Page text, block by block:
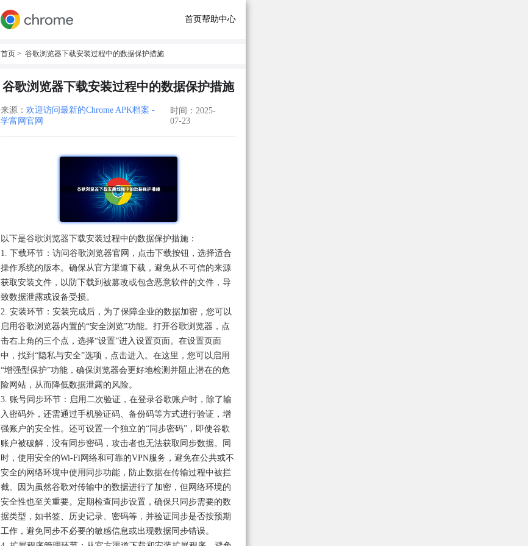
首页帮助中心
首页 > 谷歌浏览器下载安装过程中的数据保护措施
谷歌浏览器下载安装过程中的数据保护措施
来源： 欢迎访问最新的Chrome APK档案 -
学富网官网
时间：2025-
07-23
以下是谷歌浏览器下载安装过程中的数据保护措施：
1. 下载环节：访问谷歌浏览器官网，点击下载按钮，选择适合
操作系统的版本。确保从官方渠道下载，避免从不可信的来源
获取安装文件，以防下载到被篡改或包含恶意软件的文件，导
致数据泄露或设备受损。
2. 安装环节：安装完成后，为了保障企业的数据加密，您可以
启用谷歌浏览器内置的“安全浏览”功能。打开谷歌浏览器，点
击右上角的三个点，选择“设置”进入设置页面。在设置页面
中，找到“隐私与安全”选项，点击进入。在这里，您可以启用
“增强型保护”功能，确保浏览器会更好地检测并阻止潜在的危
险网站，从而降低数据泄露的风险。
3. 账号同步环节：启用二次验证，在登录谷歌账户时，除了输
入密码外，还需通过手机验证码、备份码等方式进行验证，增
强账户的安全性。还可设置一个独立的“同步密码”，即使谷歌
账户被破解，没有同步密码，攻击者也无法获取同步数据。同
时，使用安全的Wi-Fi网络和可靠的VPN服务，避免在公共或不
安全的网络环境中使用同步功能，防止数据在传输过程中被拦
截。因为虽然谷歌对传输中的数据进行了加密，但网络环境的
安全性也至关重要。定期检查同步设置，确保只同步需要的数
据类型，如书签、历史记录、密码等，并验证同步是否按预期
工作，避免同步不必要的敏感信息或出现数据同步错误。